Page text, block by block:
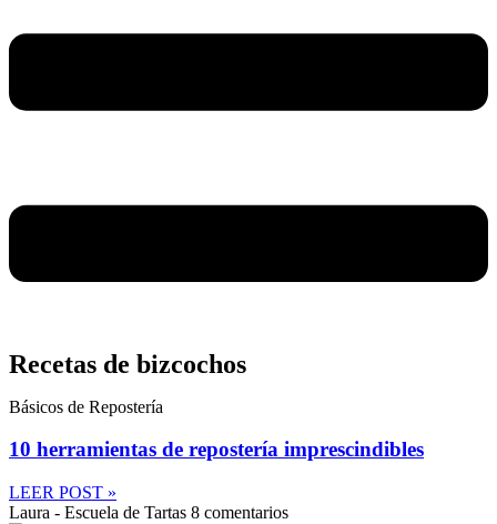
Recetas de bizcochos
Básicos de Repostería
10 herramientas de repostería imprescindibles
LEER POST »
Laura - Escuela de Tartas 8 comentarios